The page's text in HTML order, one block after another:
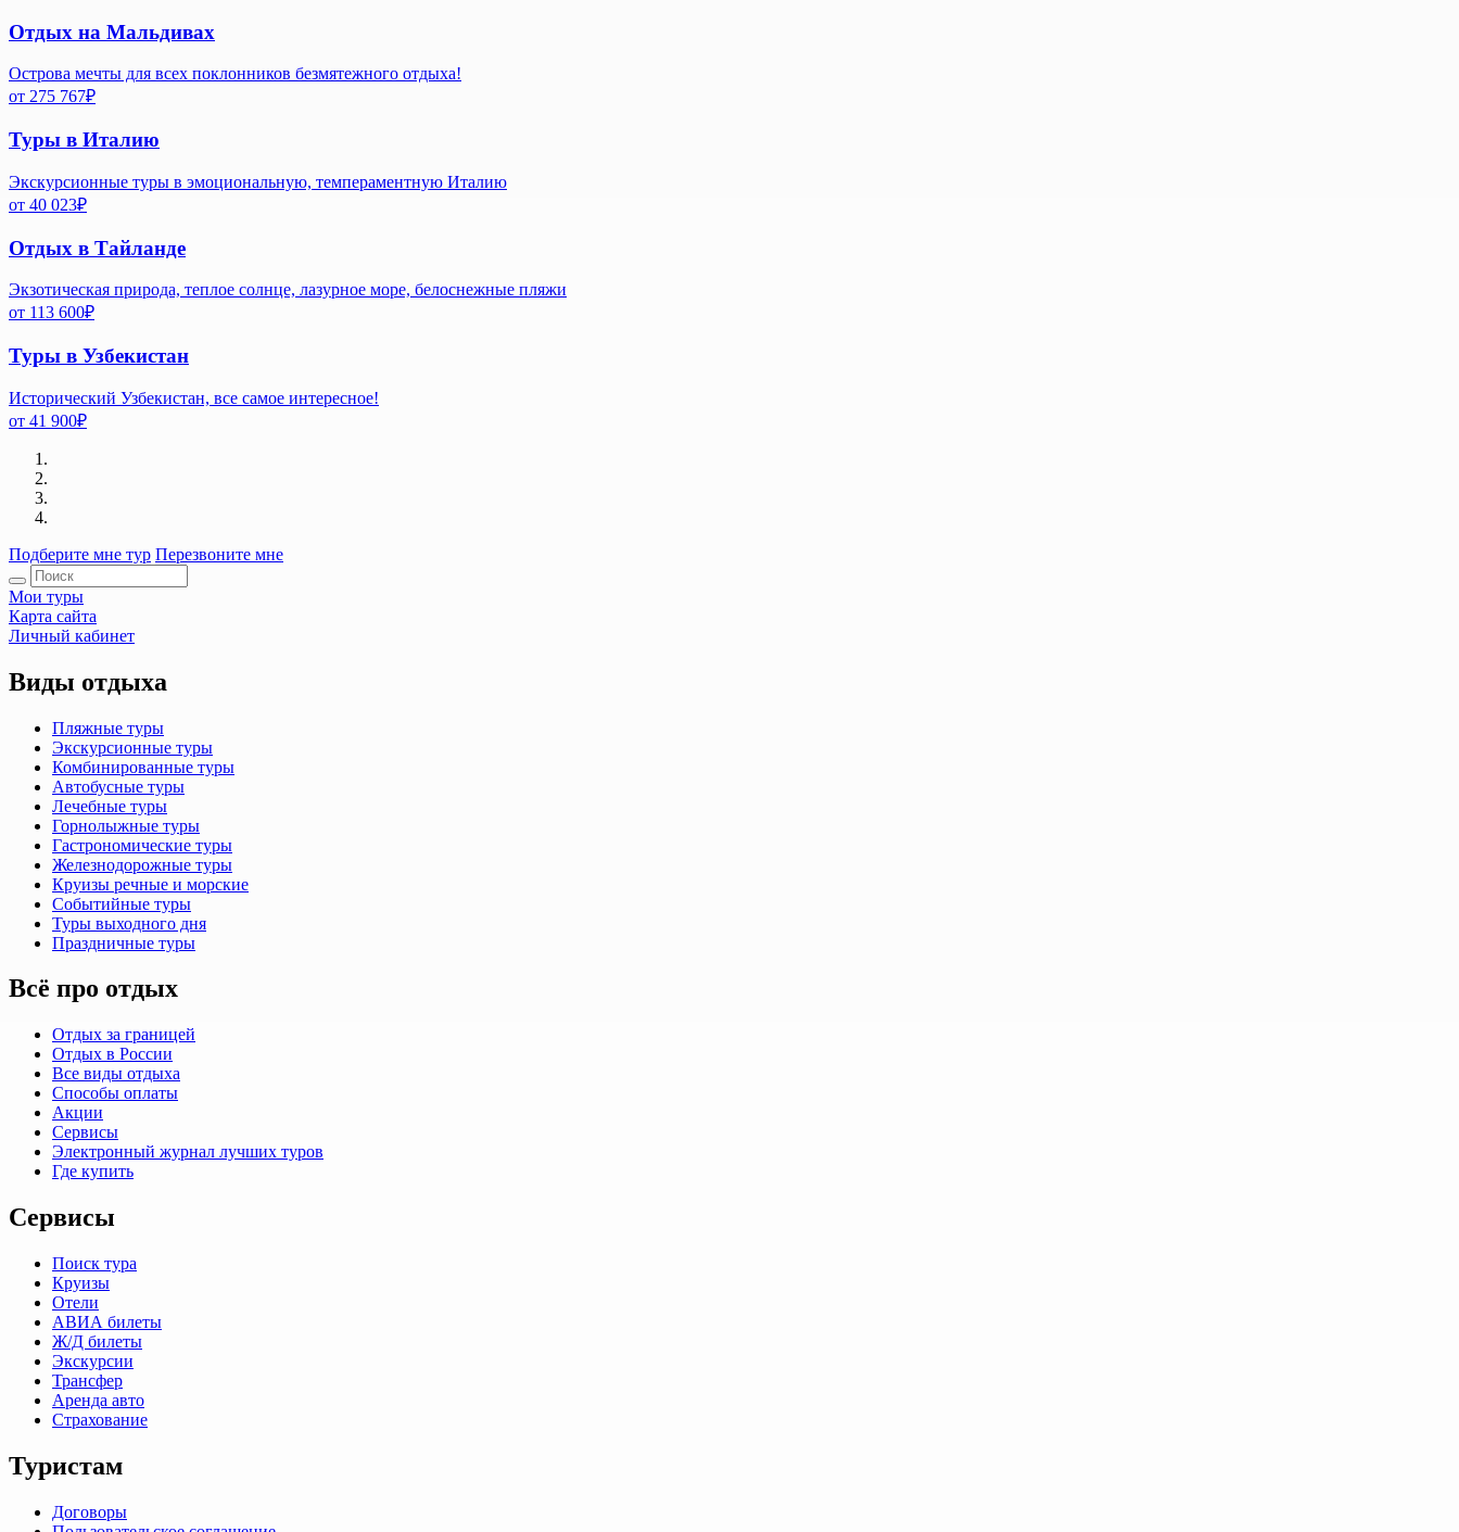
Отдых на Мальдивах
Острова мечты для всех поклонников безмятежного отдыха!
от 275 767₽
Туры в Италию
Экскурсионные туры в эмоциональную, темпераментную Италию
от 40 023₽
Отдых в Тайланде
Экзотическая природа, теплое солнце, лазурное море, белоснежные пляжи
от 113 600₽
Туры в Узбекистан
Исторический Узбекистан, все самое интересное!
от 41 900₽
Подберите мне тур Перезвоните мне
Мои туры
Карта сайта
Личный кабинет
Виды отдыха
Пляжные туры
Экскурсионные туры
Комбинированные туры
Автобусные туры
Лечебные туры
Горнолыжные туры
Гастрономические туры
Железнодорожные туры
Круизы речные и морские
Событийные туры
Туры выходного дня
Праздничные туры
Всё про отдых
Отдых за границей
Отдых в России
Все виды отдыха
Способы оплаты
Акции
Сервисы
Электронный журнал лучших туров
Где купить
Сервисы
Поиск тура
Круизы
Отели
АВИА билеты
Ж/Д билеты
Экскурсии
Трансфер
Аренда авто
Страхование
Туристам
Договоры